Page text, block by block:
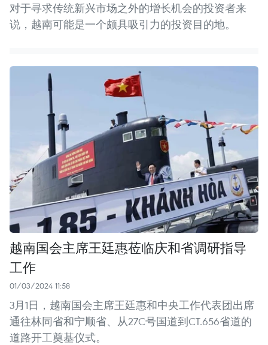
对于寻求传统新兴市场之外的增长机会的投资者来
说，越南可能是一个颇具吸引力的投资目的地。
越南国会主席王廷惠莅临庆和省调研指导
工作
01/03/2024 11:58
3月1日，越南国会主席王廷惠和中央工作代表团出席
通往林同省和宁顺省、从27C号国道到CT.656省道的
道路开工奠基仪式。